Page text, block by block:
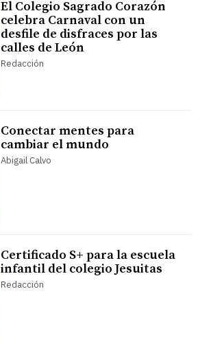
El Colegio Sagrado Corazón
celebra Carnaval con un
desfile de disfraces por las
calles de León
Redacción
Conectar mentes para
cambiar el mundo
Abigail Calvo
Certificado S+ para la escuela
infantil del colegio Jesuitas
Redacción